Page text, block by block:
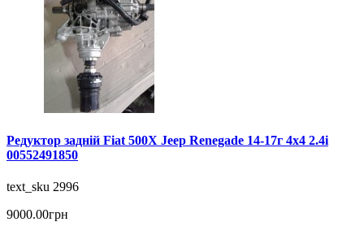
Редуктор задній Fiat 500X Jeep Renegade 14-17г 4х4 2.4i
00552491850
text_sku 2996
9000.00грн